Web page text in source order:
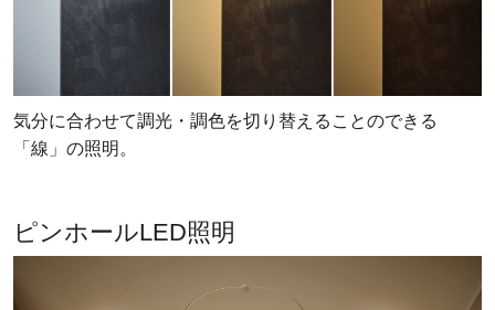
気分に合わせて調光・調色を切り替えることのできる
「線」の照明。
ピンホールLED照明